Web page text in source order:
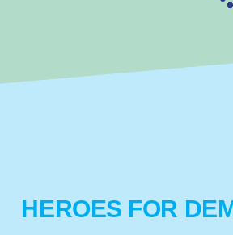
HEROES FOR